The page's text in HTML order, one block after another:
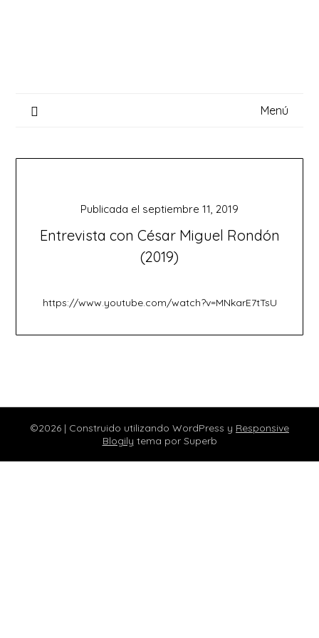
Menú
Entrevista con César Miguel Rondón
(2019)
Publicada el septiembre 11, 2019
https://www.youtube.com/watch?v=MNkarE7tTsU
©2026 | Construido utilizando WordPress y Responsive
Blogily tema por Superb